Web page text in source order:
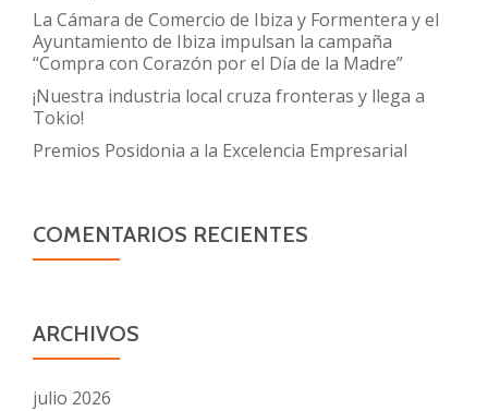
La Cámara de Comercio de Ibiza y Formentera y el
Ayuntamiento de Ibiza impulsan la campaña
“Compra con Corazón por el Día de la Madre”
¡Nuestra industria local cruza fronteras y llega a
Tokio!
Premios Posidonia a la Excelencia Empresarial
COMENTARIOS RECIENTES
ARCHIVOS
julio 2026